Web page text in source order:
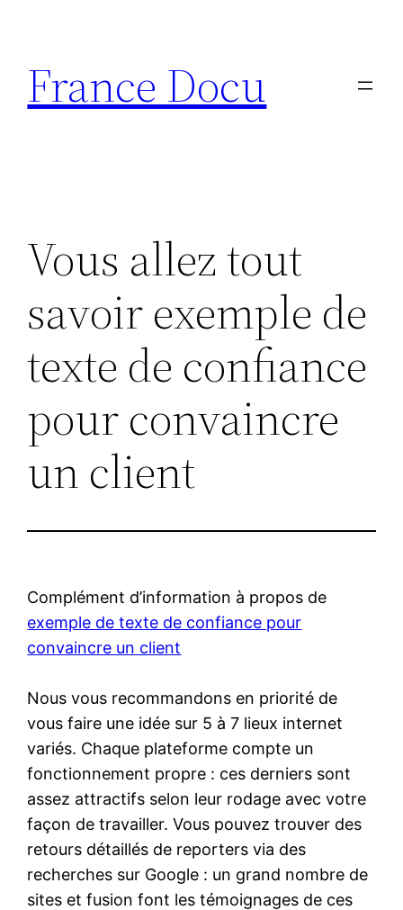
contenu
France Docu
Vous allez tout
savoir exemple de
texte de confiance
pour convaincre
un client
Complément d’information à propos de
exemple de texte de confiance pour
convaincre un client
Nous vous recommandons en priorité de
vous faire une idée sur 5 à 7 lieux internet
variés. Chaque plateforme compte un
fonctionnement propre : ces derniers sont
assez attractifs selon leur rodage avec votre
façon de travailler. Vous pouvez trouver des
retours détaillés de reporters via des
recherches sur Google : un grand nombre de
sites et fusion font les témoignages de ces